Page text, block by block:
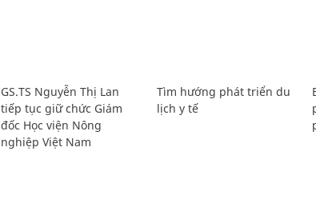
GS.TS Nguyễn Thị Lan
tiếp tục giữ chức Giám
đốc Học viện Nông
nghiệp Việt Nam
Tìm hướng phát triển du
lịch y tế